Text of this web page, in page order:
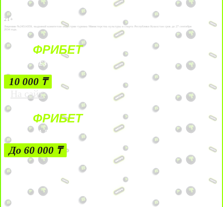
21+
Лицензии №24514359, выданной комитетом индустрии туризма Министерства культуры и спорта Республики Казахстан срок до 27 сентября
2034 года.
ФРИБЕТ
БЕЗ УСЛОВИЙ
10 000 ₸
На сайт
ФРИБЕТ
ЗА ДЕПОЗИТЫ
До 60 000 ₸